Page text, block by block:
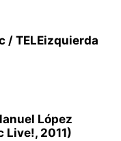
/ TELEizquierda
López
Live!, 2011)